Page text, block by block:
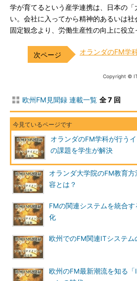
学が育てるという産学連携は、日本の
い。会社に入ってから精神的あるいは社
固定観念より、労働生産性の向上に役立
オランダのFM学
Copyright ©
欧州FM見聞録 連載一覧 全 7 回
オランダのFM学科が行う
の課題を学生が解決
オランダ大学院のFM教育
容とは？
FMの関連システムを統合
化
欧州でのFM関連ITシステム
欧州のFM最新潮流を知る